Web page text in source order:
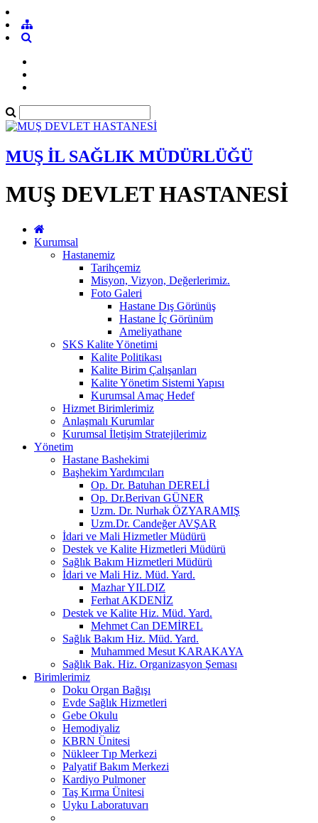
MUŞ İL SAĞLIK MÜDÜRLÜĞÜ
MUŞ DEVLET HASTANESİ
Kurumsal
Hastanemiz
Tarihçemiz
Misyon, Vizyon, Değerlerimiz.
Foto Galeri
Hastane Dış Görünüş
Hastane İç Görünüm
Ameliyathane
SKS Kalite Yönetimi
Kalite Politikası
Kalite Birim Çalışanları
Kalite Yönetim Sistemi Yapısı
Kurumsal Amaç Hedef
Hizmet Birimlerimiz
Anlaşmalı Kurumlar
Kurumsal İletişim Stratejilerimiz
Yönetim
Hastane Bashekimi
Başhekim Yardımcıları
Op. Dr. Batuhan DERELİ
Op. Dr.Berivan GÜNER
Uzm. Dr. Nurhak ÖZYARAMIŞ
Uzm.Dr. Candeğer AVŞAR
İdari ve Mali Hizmetler Müdürü
Destek ve Kalite Hizmetleri Müdürü
Sağlık Bakım Hizmetleri Müdürü
İdari ve Mali Hiz. Müd. Yard.
Mazhar YILDIZ
Ferhat AKDENİZ
Destek ve Kalite Hiz. Müd. Yard.
Mehmet Can DEMİREL
Sağlık Bakım Hiz. Müd. Yard.
Muhammed Mesut KARAKAYA
Sağlık Bak. Hiz. Organizasyon Şeması
Birimlerimiz
Doku Organ Bağışı
Evde Sağlık Hizmetleri
Gebe Okulu
Hemodiyaliz
KBRN Ünitesi
Nükleer Tıp Merkezi
Palyatif Bakım Merkezi
Kardiyo Pulmoner
Taş Kırma Ünitesi
Uyku Laboratuvarı